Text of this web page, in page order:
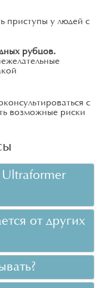
приступы у людей с
рубцов.
с
возможные риски
Ultraformer
от других